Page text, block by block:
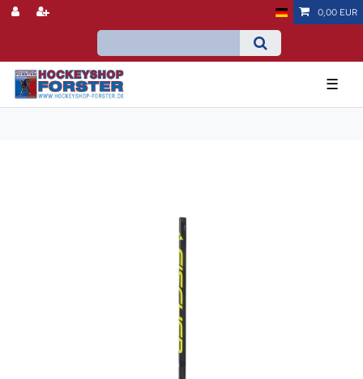
0,00 EUR
☰